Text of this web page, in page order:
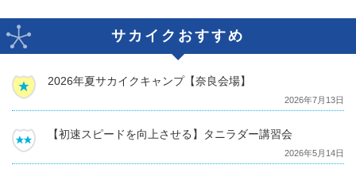
サカイクおすすめ
2026年夏サカイクキャンプ【奈良会場】
2026年7月13日
【初速スピードを向上させる】タニラダー講習会
2026年5月14日